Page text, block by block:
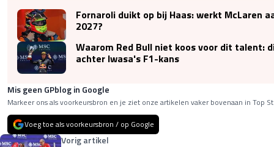
Fornaroli duikt op bij Haas: werkt McLaren
2027?
Waarom Red Bull niet koos voor dit talent:
achter Iwasa's F1-kans
Mis geen GPblog in Google
Markeer ons als voorkeursbron en je ziet onze artikelen vaker bovenaan in Top
Voeg toe als voorkeursbron / op Google
Vorig artikel